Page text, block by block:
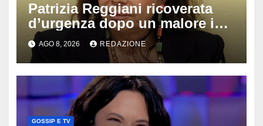
Patrizia Reggiani ricoverata
d’urgenza dopo un malore in
vacanza: come sta oggi l’ex
Lady Gucci
AGO 8, 2026 REDAZIONE
GOSSIP E TV